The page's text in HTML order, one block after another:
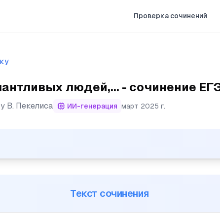
Проверка сочинений
людей,... - сочинение
В. Пекелиса ИИ-генерация март 2025 г.
людей, как правило, вызывает огромный интерес
Текст сочинения